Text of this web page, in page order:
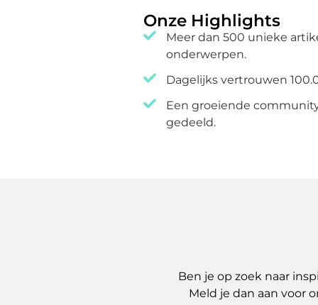
Onze Highlights
Meer dan 500 unieke
onderwerpen.
Dagelijks vertrouwen
Een groeiende
gedeeld.
Ben je op zoek naar
Meld je dan aan voor